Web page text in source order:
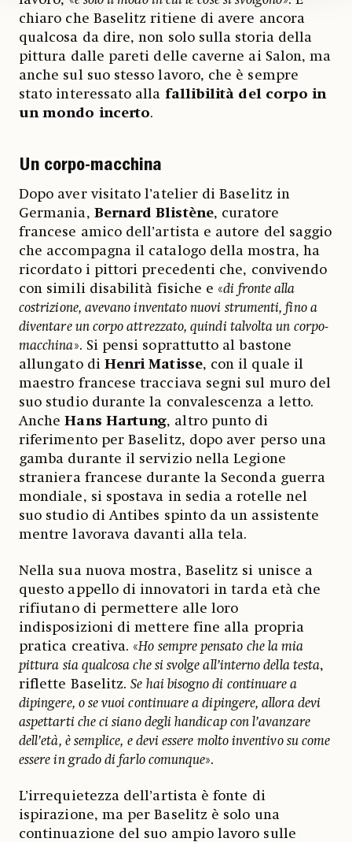
chiaro che Baselitz ritiene di avere ancora
qualcosa da dire, non solo sulla storia della
pittura dalle pareti delle caverne ai Salon, ma
anche sul suo stesso lavoro, che è sempre
stato interessato alla fallibilità del corpo in
un mondo incerto.
Un corpo-macchina
Dopo aver visitato l’atelier di Baselitz in
Germania, Bernard Blistène, curatore
francese amico dell’artista e autore del saggio
che accompagna il catalogo della mostra, ha
ricordato i pittori precedenti che, convivendo
con simili disabilità fisiche e «di fronte alla
costrizione, avevano inventato nuovi strumenti, fino a
diventare un corpo attrezzato, quindi talvolta un corpo-
macchina». Si pensi soprattutto al bastone
allungato di Henri Matisse, con il quale il
maestro francese tracciava segni sul muro del
suo studio durante la convalescenza a letto.
AncheHans Hartung, altro punto di
riferimento per Baselitz, dopo aver perso una
gamba durante il servizio nella Legione
straniera francese durante la Seconda guerra
mondiale, si spostava in sedia a rotelle nel
suo studio di Antibes spinto da un assistente
mentre lavorava davanti alla tela.
Nella sua nuova mostra, Baselitz si unisce a
questo appello di innovatori in tarda età che
rifiutano di permettere alle loro
indisposizioni di mettere fine alla propria
pratica creativa. «Ho sempre pensato che la mia
pittura sia qualcosa che si svolge all’interno della testa,
riflette Baselitz.Se hai bisogno di continuare a
dipingere, o se vuoi continuare a dipingere, allora devi
aspettarti che ci siano degli handicap con l’avanzare
dell’età, è semplice, e devi essere molto inventivo su come
essere in grado di farlo comunque».
L’irrequietezza dell’artista è fonte di
ispirazione, ma per Baselitz è solo una
continuazione del suo ampio lavoro sulle